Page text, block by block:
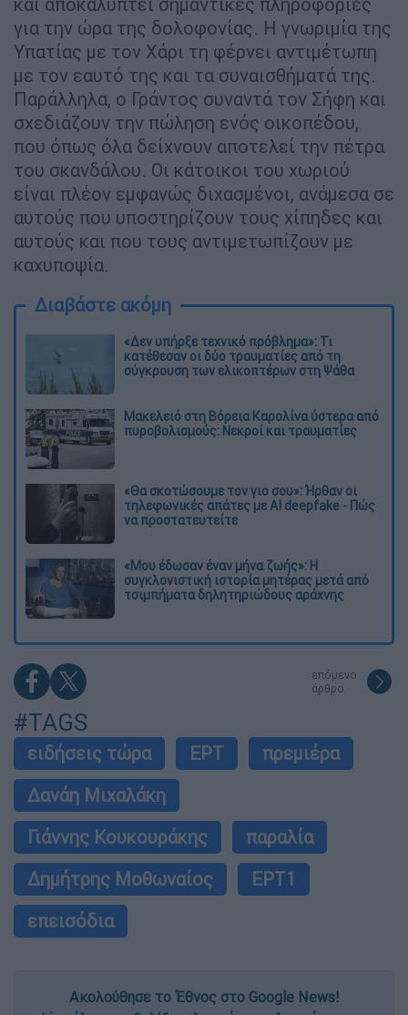
για την ώρα της δολοφονίας. Η γνωριμία της
Υπατίας με τον Χάρι τη φέρνει αντιμέτωπη
με τον εαυτό της και τα συναισθήματά της.
Παράλληλα, ο Γράντος συναντά τον Σήφη και
σχεδιάζουν την πώληση ενός οικοπέδου,
που όπως όλα δείχνουν αποτελεί την πέτρα
του σκανδάλου. Οι κάτοικοι του χωριού
είναι πλέον εμφανώς διχασμένοι, ανάμεσα σε
αυτούς που υποστηρίζουν τους χίπηδες και
αυτούς και που τους αντιμετωπίζουν με
καχυποψία.
Διαβάστε ακόμη
«Δεν υπήρξε τεχνικό πρόβλημα»: Τι
κατέθεσαν οι δύο τραυματίες από τη
σύγκρουση των ελικοπτέρων στη Ψάθα
Μακελειό στη Βόρεια Καρολίνα ύστερα από
πυροβολισμούς: Νεκροί και τραυματίες
«Θα σκοτώσουμε τον γιο σου»: Ήρθαν οι
τηλεφωνικές απάτες με AI deepfake - Πώς
να προστατευτείτε
«Μου έδωσαν έναν μήνα ζωής»: Η
συγκλονιστική ιστορία μητέρας μετά από
τσιμπήματα δηλητηριώδους αράχνης
επόμενο
άρθρο
#TAGS
ειδήσεις τώρα ΕΡΤ
πρεμιέρα
Δανάη Μιχαλάκη
Γιάννης Κουκουράκης
παραλία
Δημήτρης Μοθωναίος
ΕΡΤ1
επεισόδια
Ακολούθησε το Έθνος στο Google News!